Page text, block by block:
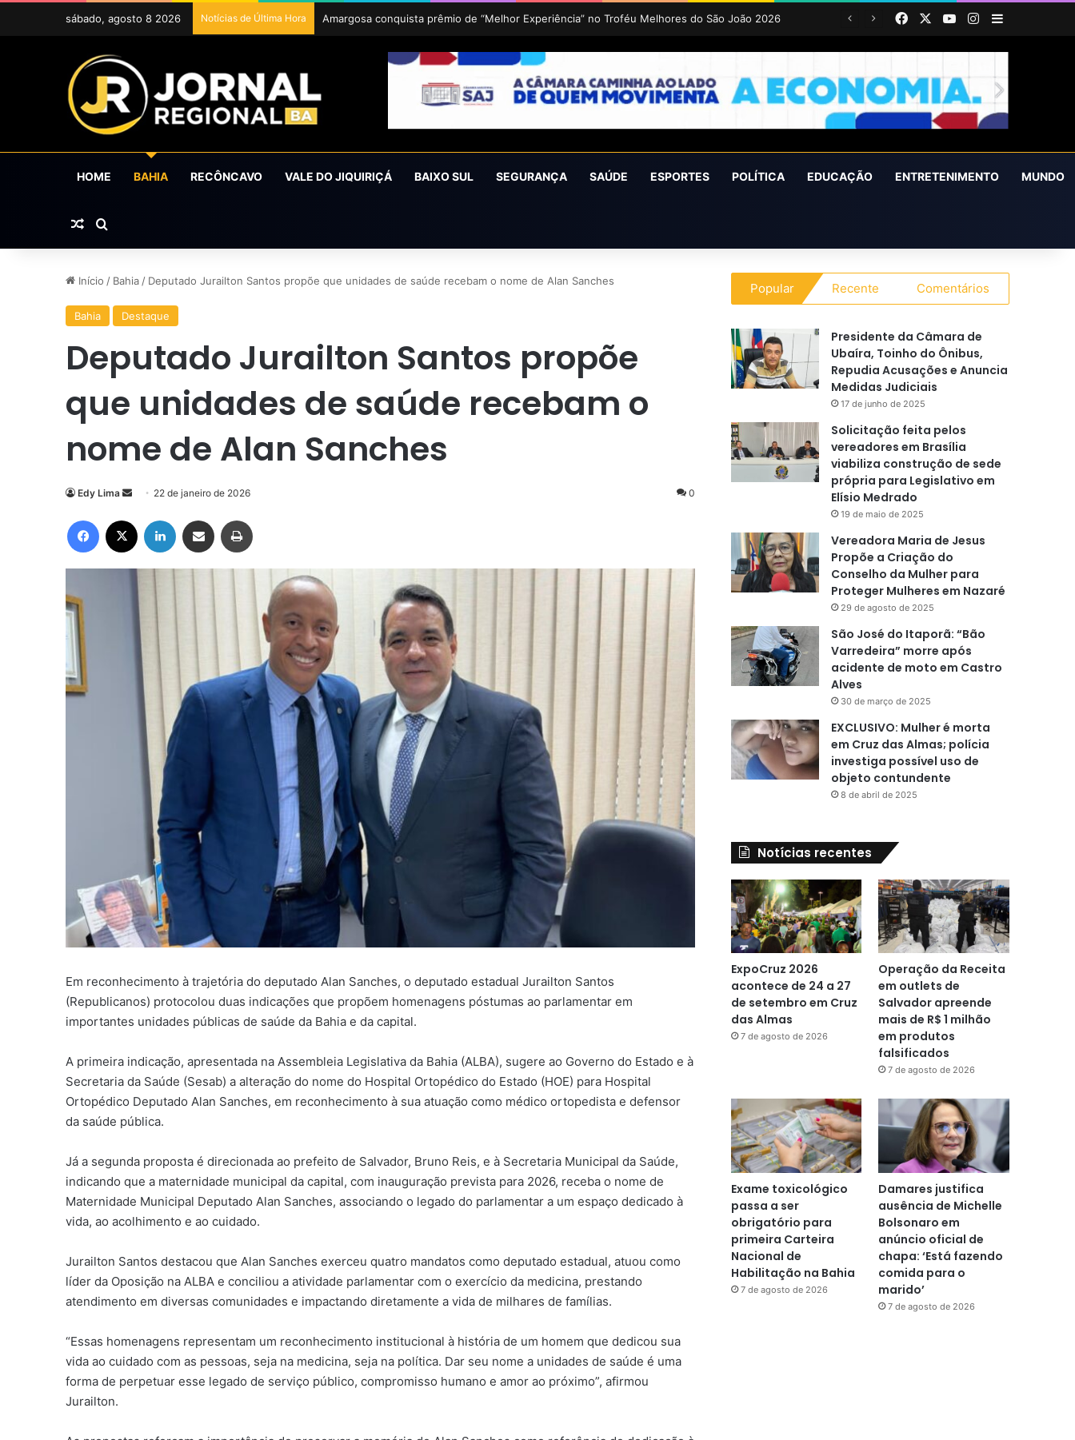
sábado, agosto 8 2026 Notícias de Última Hora ExpoCruz 2026 acontece de 24 a 27 de setembro em Cruz das Almas FacebookYouTubeInstagram
Barra
HOME BAHIA RECÔNCAVO VALE DO JIQUIRIÇÁ BAIXO SUL SEGURANÇA SAÚDE ESPORTES POLÍTICA EDUCAÇÃO ENTRETENIMENTO MUNDO
Artigo aleatório
Procurar por
Início / Bahia / Deputado Jurailton Santos propõe que unidades de saúde recebam o nome de Alan Sanches
Bahia Destaque
Deputado Jurailton Santos propõe
que unidades de saúde recebam o
nome de Alan Sanches
Edy Lima
Mande
e-
mail
22 de janeiro de 2026 0
Facebook Linkedin Compartilhar via e-mail
Em reconhecimento à trajetória do deputado Alan Sanches, o deputado estadual Jurailton Santos
(Republicanos) protocolou duas indicações que propõem homenagens póstumas ao parlamentar em
importantes unidades públicas de saúde da Bahia e da capital.
A primeira indicação, apresentada na Assembleia Legislativa da Bahia (ALBA), sugere ao Governo do Estado e à
Secretaria da Saúde (Sesab) a alteração do nome do Hospital Ortopédico do Estado (HOE) para Hospital
Ortopédico Deputado Alan Sanches, em reconhecimento à sua atuação como médico ortopedista e defensor
da saúde pública.
Já a segunda proposta é direcionada ao prefeito de Salvador, Bruno Reis, e à Secretaria Municipal da Saúde,
indicando que a maternidade municipal da capital, com inauguração prevista para 2026, receba o nome de
Maternidade Municipal Deputado Alan Sanches, associando o legado do parlamentar a um espaço dedicado à
vida, ao acolhimento e ao cuidado.
Jurailton Santos destacou que Alan Sanches exerceu quatro mandatos como deputado estadual, atuou como
líder da Oposição na ALBA e conciliou a atividade parlamentar com o exercício da medicina, prestando
atendimento em diversas comunidades e impactando diretamente a vida de milhares de famílias.
“Essas homenagens representam um reconhecimento institucional à história de um homem que dedicou sua
vida ao cuidado com as pessoas, seja na medicina, seja na política. Dar seu nome a unidades de saúde é uma
forma de perpetuar esse legado de serviço público, compromisso humano e amor ao próximo”, afirmou
Jurailton.
Popular Recente Comentários
Presidente da Câmara de
Ubaíra, Toinho do Ônibus,
Repudia Acusações e Anuncia
Medidas Judiciais
17 de junho de 2025
Solicitação feita pelos
vereadores em Brasília
viabiliza construção de sede
própria para Legislativo em
Elísio Medrado
19 de maio de 2025
Vereadora Maria de Jesus
Propõe a Criação do
Conselho da Mulher para
Proteger Mulheres em Nazaré
29 de agosto de 2025
São José do Itaporã: “Bão
Varredeira” morre após
acidente de moto em Castro
Alves
30 de março de 2025
EXCLUSIVO: Mulher é morta
em Cruz das Almas; polícia
investiga possível uso de
objeto contundente
8 de abril de 2025
Notícias recentes
ExpoCruz 2026
acontece de 24 a 27
de setembro em Cruz
das Almas
7 de agosto de 2026
Operação da Receita
em outlets de
Salvador apreende
mais de R$ 1 milhão
em produtos
falsificados
7 de agosto de 2026
Exame toxicológico
passa a ser
obrigatório para
primeira Carteira
Nacional de
Habilitação na Bahia
7 de agosto de 2026
Damares justifica
ausência de Michelle
Bolsonaro em
anúncio oficial de
chapa: ‘Está fazendo
comida para o
marido’
7 de agosto de 2026